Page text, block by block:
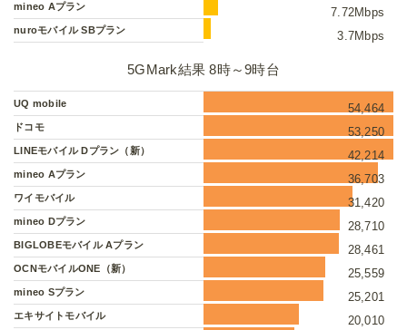
mineo Aプラン 7.72Mbps
nuroモバイル SBプラン 3.7Mbps
5GMark結果 8時～9時台
UQ mobile 54,464
ドコモ 53,250
LINEモバイル Dプラン（新） 42,214
mineo Aプラン 36,703
ワイモバイル 31,420
mineo Dプラン 28,710
BIGLOBEモバイル Aプラン 28,461
OCNモバイルONE（新） 25,559
mineo Sプラン 25,201
エキサイトモバイル 20,010